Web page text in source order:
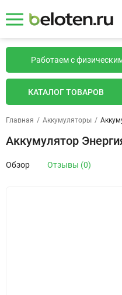
Работаем с
КАТАЛОГ ТОВАРОВ
Главная / Аккумуляторы /
Аккумулятор
Обзор Отзывы (0)